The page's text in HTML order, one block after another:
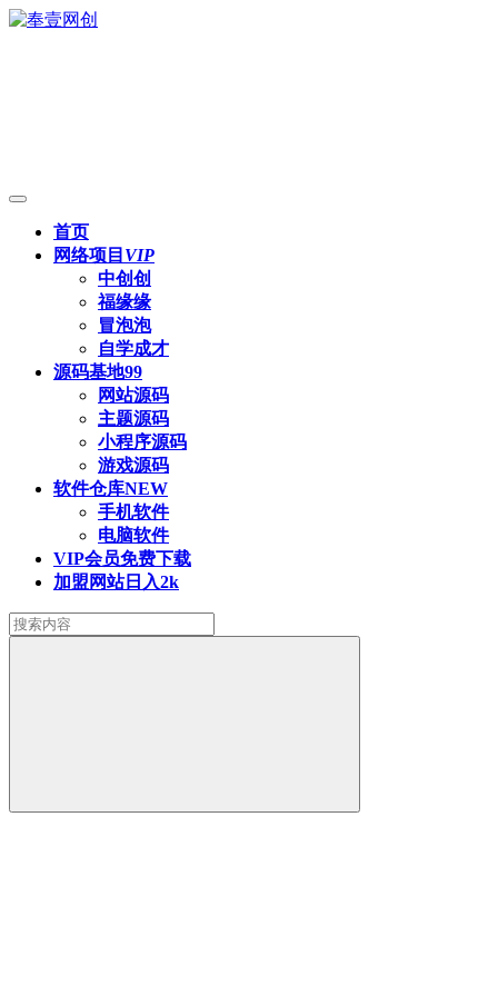
首页
网络项目 VIP
中创创
福缘缘
冒泡泡
自学成才
源码基地99
网站源码
主题源码
小程序源码
游戏源码
软件仓库NEW
手机软件
电脑软件
VIP会员免费下载
加盟网站日入2k